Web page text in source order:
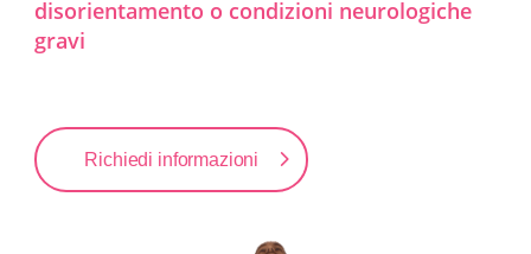
disorientamento o condizioni neurologiche
gravi
Richiedi informazioni